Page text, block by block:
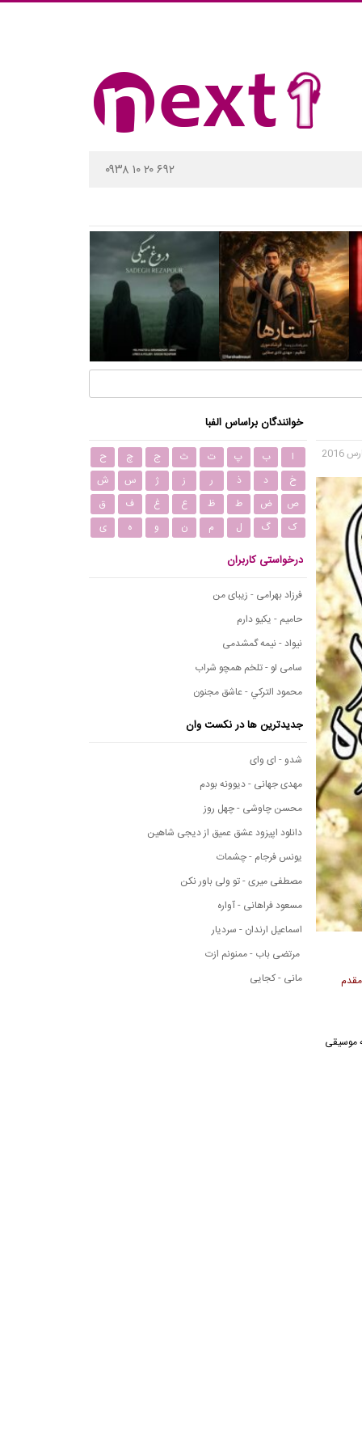
۰۹۳۸ ۱۰ ۲۰ ۶۹۲
موسیقی
خوانندگان براساس الفبا
ا ب پ ت ث ج چ
ح
خ
د ذ ر ز ژ س
ش
ص
ض ط ظ ع غ ف
ق
ک
گ ل م ن و ه ی
درخواستی کاربران
فرزاد بهرامی - زیبای من
حامیم - یکیو دارم
نیواد - نیمه گمشدمی
سامی لو - تلخم همچو شراب
محمود التركي - عاشق مجنون
جدیدترین ها در نکست وان
شدو - ای وای
مهدی جهانی - دیوونه بودم
محسن چاوشی - چهل روز
دانلود اپیزود عشق عمیق از دیجی شاهین
یونس فرجام - چشمات
مصطفی میری - تو ولی باور نکن
مسعود فراهانی - آواره
اسماعیل ارندان - سردیار
مرتضی باب - ممنونم ازت
مانی - کجایی